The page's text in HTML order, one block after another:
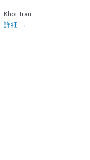
Khoi Tran
詳細 →